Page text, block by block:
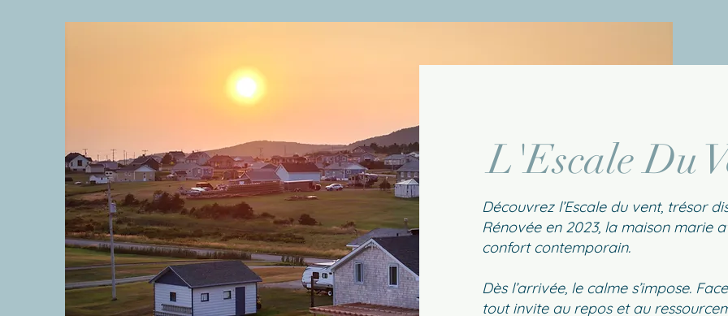
L'Escale Du
Découvrez l’Escale du vent, trésor
Rénovée en 2023, la maison marie
confort contemporain.
Dès l’arrivée, le calme s’impose.
tout invite au repos et au